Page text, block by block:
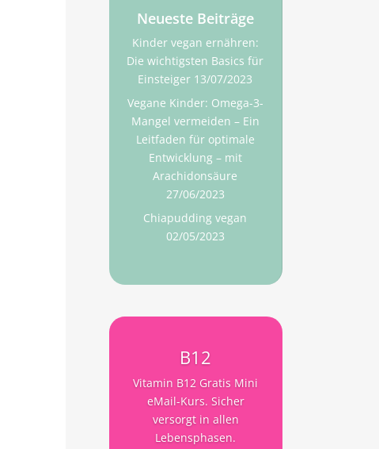
Neueste Beiträge
Kinder vegan ernähren:
Die wichtigsten Basics für
Einsteiger 13/07/2023
Vegane Kinder: Omega-3-
Mangel vermeiden – Ein
Leitfaden für optimale
Entwicklung – mit
Arachidonsäure
27/06/2023
Chiapudding vegan
02/05/2023
B12
Vitamin B12 Gratis Mini
eMail-Kurs. Sicher
versorgt in allen
Lebensphasen.